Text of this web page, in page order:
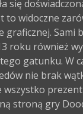
się
to widoczne
graficznej. Sami
roku również
gatunku. W
nie brak
wszystko
stroną gry